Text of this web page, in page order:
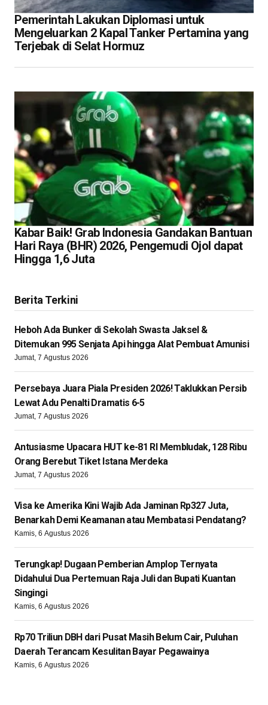
Pemerintah Lakukan Diplomasi untuk
Mengeluarkan 2 Kapal Tanker Pertamina yang
Terjebak di Selat Hormuz
Kabar Baik! Grab Indonesia Gandakan Bantuan
Hari Raya (BHR) 2026, Pengemudi Ojol dapat
Hingga 1,6 Juta
Berita Terkini
Heboh Ada Bunker di Sekolah Swasta Jaksel &
Ditemukan 995 Senjata Api hingga Alat Pembuat Amunisi
Jumat, 7 Agustus 2026
Persebaya Juara Piala Presiden 2026! Taklukkan Persib
Lewat Adu Penalti Dramatis 6-5
Jumat, 7 Agustus 2026
Antusiasme Upacara HUT ke-81 RI Membludak, 128 Ribu
Orang Berebut Tiket Istana Merdeka
Jumat, 7 Agustus 2026
Visa ke Amerika Kini Wajib Ada Jaminan Rp327 Juta,
Benarkah Demi Keamanan atau Membatasi Pendatang?
Kamis, 6 Agustus 2026
Terungkap! Dugaan Pemberian Amplop Ternyata
Didahului Dua Pertemuan Raja Juli dan Bupati Kuantan
Singingi
Kamis, 6 Agustus 2026
Rp70 Triliun DBH dari Pusat Masih Belum Cair, Puluhan
Daerah Terancam Kesulitan Bayar Pegawainya
Kamis, 6 Agustus 2026